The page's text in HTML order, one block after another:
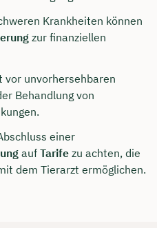
Krankheiten können
zur finanziellen
vor unvorhersehbaren
Behandlung von
einer
auf Tarife zu achten, die
dem Tierarzt ermöglichen.